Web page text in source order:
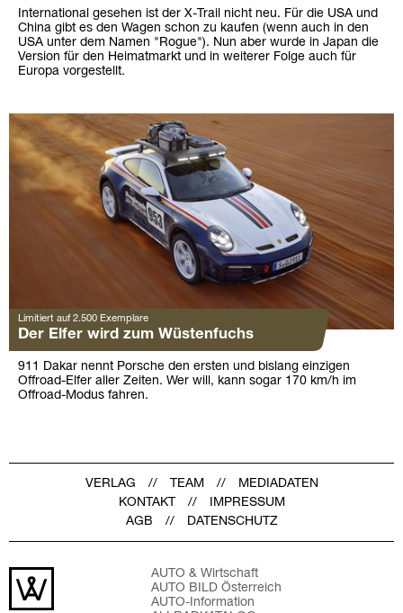
International gesehen ist der X-Trail nicht neu. Für die USA und
China gibt es den Wagen schon zu kaufen (wenn auch in den
USA unter dem Namen "Rogue"). Nun aber wurde in Japan die
Version für den Heimatmarkt und in weiterer Folge auch für
Europa vorgestellt.
Limitiert auf 2.500 Exemplare
Der Elfer wird zum Wüstenfuchs
911 Dakar nennt Porsche den ersten und bislang einzigen
Offroad-Elfer aller Zeiten. Wer will, kann sogar 170 km/h im
Offroad-Modus fahren.
VERLAG TEAM
MEDIADATEN
KONTAKT
IMPRESSUM
AGB
DATENSCHUTZ
AUTO & Wirtschaft
AUTO BILD Österreich
AUTO-Information